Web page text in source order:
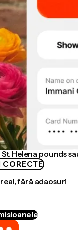
Helena pounds
CORECTE
fără adaosuri